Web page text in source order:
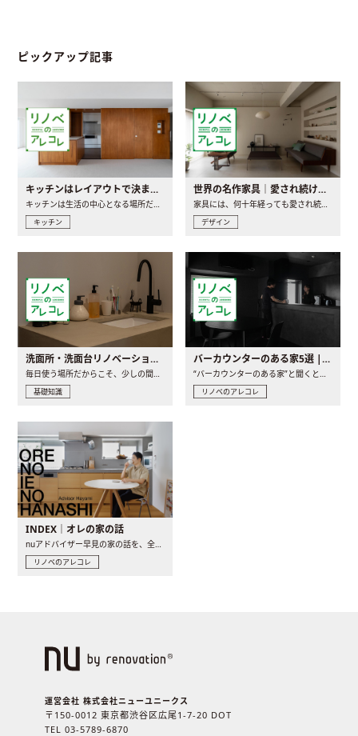
ピックアップ記事
キッチンはレイアウトで決まる。後悔しないための考え方と選び方
キッチンは生活の中心となる場所だからこそ、家の中のどこに置..
キッチン
世界の名作家具｜愛され続ける理由と一生モノとの出会い方
家具には、何十年経っても愛され続ける「名作」と呼ばれるもの..
デザイン
洗面所・洗面台リノベーションの事例と間取りアイデア
毎日使う場所だからこそ、少しの間取りの工夫や素材の選び方で..
基礎知識
バーカウンターのある家5選 | 日常に馴染む“距離の近い”キッチンとは
“バーカウンターのある家”と聞くと、少し特別な、大人のための..
リノベのアレコレ
INDEX｜オレの家の話
nuアドバイザー早見の家の話を、全4話でお届け。リノベーションを..
リノベのアレコレ
運営会社 株式会社ニューユニークス
〒150-0012 東京都渋谷区広尾1-7-20 DOT
TEL 03-5789-6870